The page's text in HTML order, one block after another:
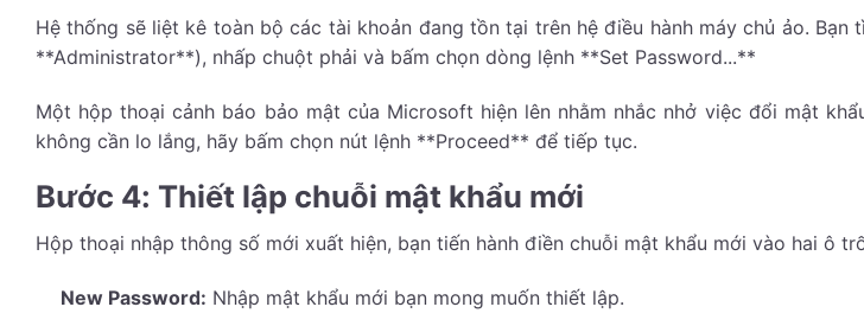
Hệ thống sẽ liệt kê toàn bộ các tài khoản đang tồn tại trên hệ điều hành máy chủ ảo.
**Administrator**), nhấp chuột phải và bấm chọn dòng lệnh **Set Password...**
Một hộp thoại cảnh báo bảo mật của Microsoft hiện lên nhằm nhắc nhở việc đổi mật
không cần lo lắng, hãy bấm chọn nút lệnh **Proceed** để tiếp tục.
Bước 4: Thiết lập chuỗi mật khẩu mới
Hộp thoại nhập thông số mới xuất hiện, bạn tiến hành điền chuỗi mật khẩu mới vào hai ô
New Password: Nhập mật khẩu mới bạn mong muốn thiết lập.